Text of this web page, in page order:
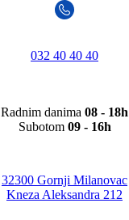
032 40 40 40
Radnim danima 08 - 18h
Subotom 09 - 16h
32300 Gornji Milanovac
Kneza Aleksandra 212